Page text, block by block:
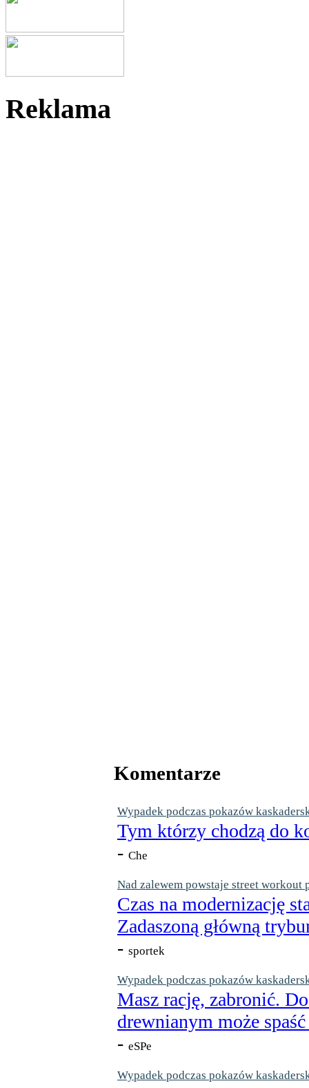
Reklama
Komentarze
Wypadek podczas pokazów
Tym którzy chodzą do
- Che
Nad zalewem powstaje street workout
Czas na modernizację
Zadaszoną główną
- sportek
Wypadek podczas pokazów
Masz rację, zabronić.
drewnianym może
- eSPe
Wypadek podczas pokazów